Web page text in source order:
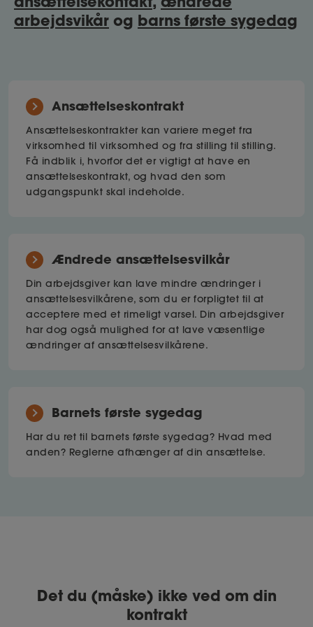
arbejdsvikår og barns første sygedag
Ansættelseskontrakt
Ansættelseskontrakter kan variere meget fra
virksomhed til virksomhed og fra stilling til stilling.
Få indblik i, hvorfor det er vigtigt at have en
ansættelseskontrakt, og hvad den som
udgangspunkt skal indeholde.
Ændrede ansættelsesvilkår
Din arbejdsgiver kan lave mindre ændringer i
ansættelsesvilkårene, som du er forpligtet til at
acceptere med et rimeligt varsel. Din arbejdsgiver
har dog også mulighed for at lave væsentlige
ændringer af ansættelsesvilkårene.
Barnets første sygedag
Har du ret til barnets første sygedag? Hvad med
anden? Reglerne afhænger af din ansættelse.
Det du (måske) ikke ved om din
kontrakt